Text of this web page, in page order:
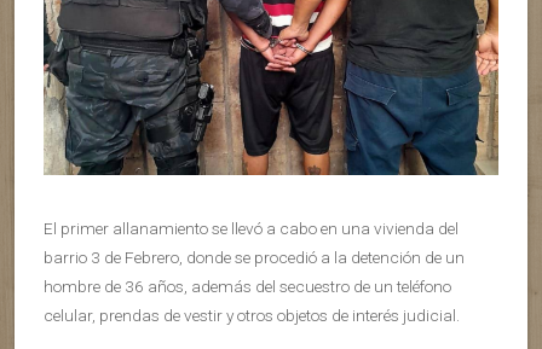
El primer allanamiento se llevó a cabo en una vivienda del
barrio 3 de Febrero, donde se procedió a la detención de un
hombre de 36 años, además del secuestro de un teléfono
celular, prendas de vestir y otros objetos de interés judicial.